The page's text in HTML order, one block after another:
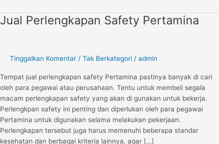
Jual Perlengkapan Safety Pertamina
Tinggalkan Komentar / Tak Berkategori / admin
Tempat jual perlengkapan safety Pertamina pastinya banyak di cari
oleh para pegawai atau perusahaan. Tentu untuk membeli segala
macam perlengkapan safety yang akan di gunakan untuk bekerja.
Perlengkpan safety ini penting dan diperlukan oleh para pegawai
Pertamina untuk digunakan selama melakukan pekerjaan.
Perlengkapan tersebut juga harus memenuhi beberapa standar
kesehatan dan berbagai kriteria lainnya, agar […]
Jual